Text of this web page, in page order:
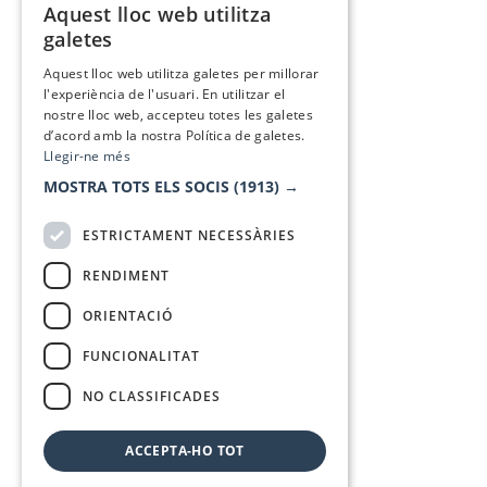
Aquest lloc web utilitza
galetes
Aquest lloc web utilitza galetes per millorar
l'experiència de l'usuari. En utilitzar el
nostre lloc web, accepteu totes les galetes
d’acord amb la nostra Política de galetes.
Llegir-ne més
MOSTRA TOTS ELS SOCIS (1913) →
ESTRICTAMENT NECESSÀRIES
RENDIMENT
ORIENTACIÓ
FUNCIONALITAT
NO CLASSIFICADES
ACCEPTA-HO TOT